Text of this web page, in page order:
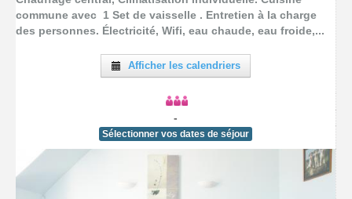
commune avec 1 Set de vaisselle . Entretien à la charge
des personnes. Électricité, Wifi, eau chaude, eau froide,...
Afficher les calendriers
-
Sélectionner vos dates de séjour